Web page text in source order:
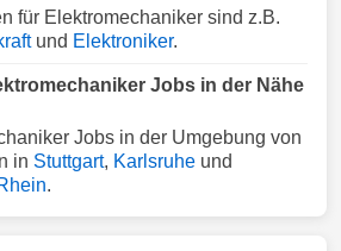
für Elektromechaniker sind z.B.
und Elektroniker.
Jobs in der Nähe
Jobs in der Umgebung von
in Stuttgart, Karlsruhe und
.